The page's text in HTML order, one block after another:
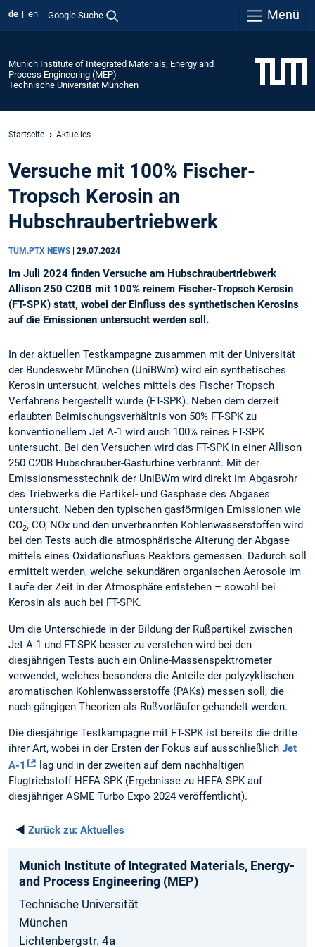
de en Google Suche Menü
Munich Institute of Integrated Materials, Energy and
Process Engineering (MEP)
Technische Universität München
Startseite Aktuelles
Versuche mit 100% Fischer-
Tropsch Kerosin an
Hubschraubertriebwerk
TUM.PTX NEWS 29.07.2024
Im Juli 2024 finden Versuche am Hubschraubertriebwerk
Allison 250 C20B mit 100% reinem Fischer-Tropsch Kerosin
(FT-SPK) statt, wobei der Einfluss des synthetischen Kerosins
auf die Emissionen untersucht werden soll.
In der aktuellen Testkampagne zusammen mit der Universität
der Bundeswehr München (UniBWm) wird ein synthetisches
Kerosin untersucht, welches mittels des Fischer Tropsch
Verfahrens hergestellt wurde (FT-SPK). Neben dem derzeit
erlaubten Beimischungsverhältnis von 50% FT-SPK zu
konventionellem Jet A-1 wird auch 100% reines FT-SPK
untersucht. Bei den Versuchen wird das FT-SPK in einer Allison
250 C20B Hubschrauber-Gasturbine verbrannt. Mit der
Emissionsmesstechnik der UniBWm wird direkt im Abgasrohr
des Triebwerks die Partikel- und Gasphase des Abgases
untersucht. Neben den typischen gasförmigen Emissionen wie
CO2, CO, NOx und den unverbrannten Kohlenwasserstoffen wird
bei den Tests auch die atmosphärische Alterung der Abgase
mittels eines Oxidationsfluss Reaktors gemessen. Dadurch soll
ermittelt werden, welche sekundären organischen Aerosole im
Laufe der Zeit in der Atmosphäre entstehen – sowohl bei
Kerosin als auch bei FT-SPK.
Um die Unterschiede in der Bildung der Rußpartikel zwischen
Jet A-1 und FT-SPK besser zu verstehen wird bei den
diesjährigen Tests auch ein Online-Massenspektrometer
verwendet, welches besonders die Anteile der polyzyklischen
aromatischen Kohlenwasserstoffe (PAKs) messen soll, die
nach gängigen Theorien als Rußvorläufer gehandelt werden.
Die diesjährige Testkampagne mit FT-SPK ist bereits die dritte
ihrer Art, wobei in der Ersten der Fokus auf ausschließlich Jet
A-1
lag und in der zweiten auf dem nachhaltigen
Flugtriebstoff HEFA-SPK (Ergebnisse zu HEFA-SPK auf
diesjähriger ASME Turbo Expo 2024 veröffentlicht).
◄ Zurück zu: Aktuelles
Munich­ Institute­ of Integrated­ Materials­, Energy­
and­ Process­ Engineering­ (MEP)
Technische Universität
München
Lichtenbergstr. 4a